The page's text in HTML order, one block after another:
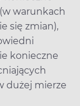
warunkach
się zmian),
konieczne
dużej mierze